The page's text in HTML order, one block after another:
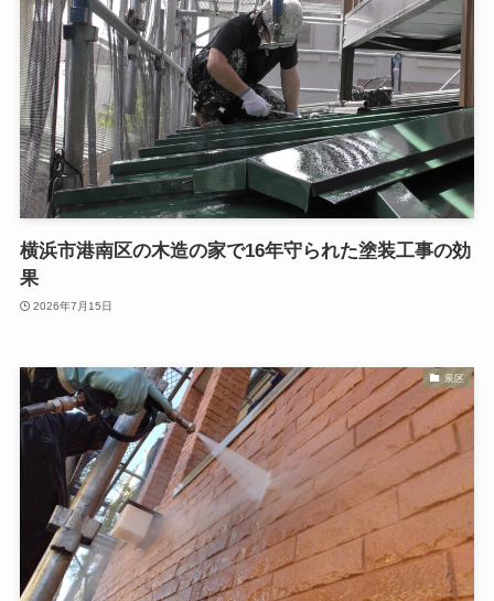
横浜市港南区の木造の家で16年守られた塗装工事の効
果
2026年7月15日
泉区